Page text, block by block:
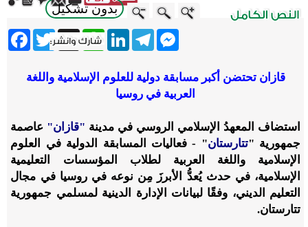
بدون تشكيل
Twitter X
WhatsApp
LinkedInTelegram
Messenger
قازان تحتضن أكبر مسابقة دولية للعلوم الإسلامية واللغة
العربية في روسيا
استضاف المعهدُ الإسلامي الروسي في مدينة "قازان" عاصمة
جمهورية "تتارستان" - فعاليات المسابقة الدولية في العلوم
الإسلامية واللغة العربية لطلاب المؤسسات التعليمية
الإسلامية، في حدث يُعدُّ الأبرزَ مِن نوعه في روسيا في مجال
التعليم الديني، وفقًا لبيانات الإدارة الدينية لمسلمي جمهورية
تتارستان.